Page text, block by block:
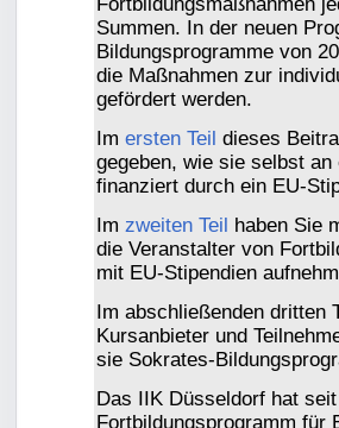
Summen. In der neuen
Bildungsprogramme von
die Maßnahmen zur
gefördert werden.
Im ersten Teil dieses
gegeben, wie sie selbst
finanziert durch ein EU-
Im zweiten Teil haben Sie
die Veranstalter von
mit EU-Stipendien
Im abschließenden dritten
Kursanbieter und
sie Sokrates-
Das IIK Düsseldorf hat
Fortbildungsprogramm für